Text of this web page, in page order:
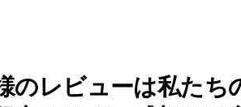
のレビューは私たち